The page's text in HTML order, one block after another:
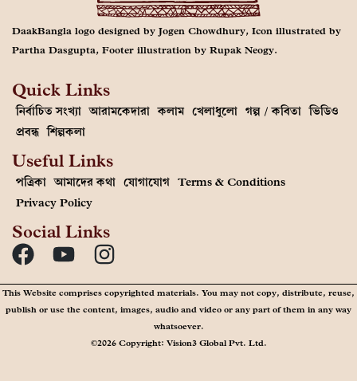
DaakBangla logo designed by Jogen Chowdhury, Icon illustrated by
Partha Dasgupta, Footer illustration by Rupak Neogy.
Quick Links
নির্বাচিত সংখ্যা আরামকেদারা কলাম খেলাধুলো গল্প / কবিতা ভিডিও
প্রবন্ধ শিল্পকলা
Useful Links
পত্রিকা আমাদের কথা যোগাযোগ Terms & Conditions
Privacy Policy
Social Links
This Website comprises copyrighted materials. You may not copy, distribute, reuse,
publish or use the content, images, audio and video or any part of them in any way
whatsoever.
©2026 Copyright: Vision3 Global Pvt. Ltd.